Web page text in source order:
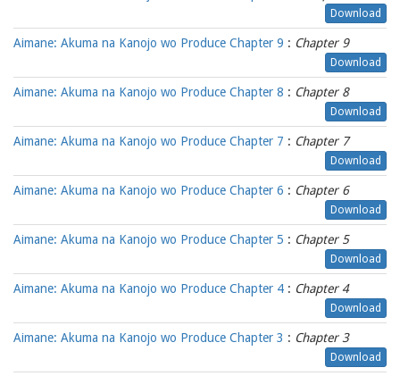
Download
Aimane: Akuma na Kanojo wo Produce Chapter 9 : Chapter 9
Download
Aimane: Akuma na Kanojo wo Produce Chapter 8 : Chapter 8
Download
Aimane: Akuma na Kanojo wo Produce Chapter 7 : Chapter 7
Download
Aimane: Akuma na Kanojo wo Produce Chapter 6 : Chapter 6
Download
Aimane: Akuma na Kanojo wo Produce Chapter 5 : Chapter 5
Download
Aimane: Akuma na Kanojo wo Produce Chapter 4 : Chapter 4
Download
Aimane: Akuma na Kanojo wo Produce Chapter 3 : Chapter 3
Download